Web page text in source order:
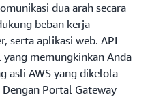
dua arah secara
beban kerja
serta aplikasi web. API
memungkinkan Anda
asli AWS yang dikelola
Portal Gateway